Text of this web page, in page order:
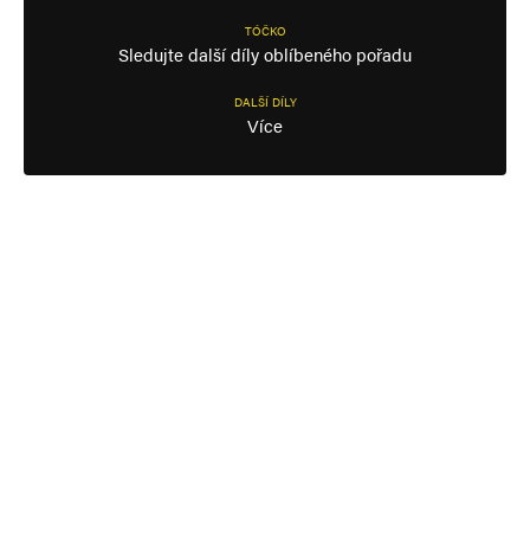
TÓČKO
Sledujte další díly oblíbeného pořadu
DALŠÍ DÍLY
Více